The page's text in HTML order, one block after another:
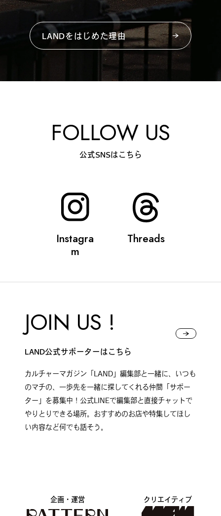
LANDをはじめた理由
FOLLOW US
公式SNSはこちら
Instagra
m
Threads
JOIN US !
LAND公式サポーターはこちら
カルチャーマガジン「LAND」編集部と一緒に、いつも
のマチの、一歩先を一緒に探してくれる仲間「サポー
ター」を募集中！公式LINEで編集部と直接チャットで
やりとりできる場所。おすすめのお店や特集してほし
い内容など何でも話そう。
企画・運営 クリエイティブ